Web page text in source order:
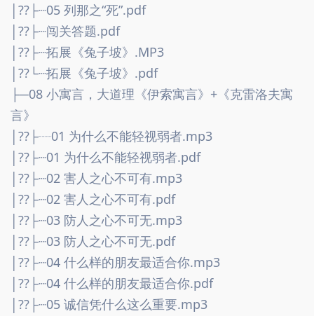
│??├┈05 列那之“死”.pdf
│??├┈闯关答题.pdf
│??├┈拓展《兔子坡》.MP3
│??└┈拓展《兔子坡》.pdf
├─08 小寓言，大道理《伊索寓言》+《克雷洛夫寓
言》
│??├┈01 为什么不能轻视弱者.mp3
│??├┈01 为什么不能轻视弱者.pdf
│??├┈02 害人之心不可有.mp3
│??├┈02 害人之心不可有.pdf
│??├┈03 防人之心不可无.mp3
│??├┈03 防人之心不可无.pdf
│??├┈04 什么样的朋友最适合你.mp3
│??├┈04 什么样的朋友最适合你.pdf
│??├┈05 诚信凭什么这么重要.mp3